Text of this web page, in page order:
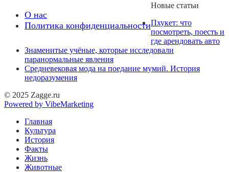
О нас
Политика конфиденциальности
Новые статьи
Пхукет: что
посмотреть, поесть и
где арендовать авто
Знаменитые учёные, которые исследовали
паранормальные явления
Средневековая мода на поедание мумий. История
недоразумения
© 2025 Zagge.ru
Powered by VibeMarketing
Главная
Культура
История
Факты
Жизнь
Животные